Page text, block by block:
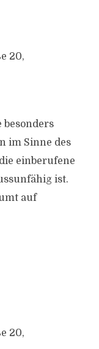
20,
im Sinne des
einberufene
ist.
auf
20,